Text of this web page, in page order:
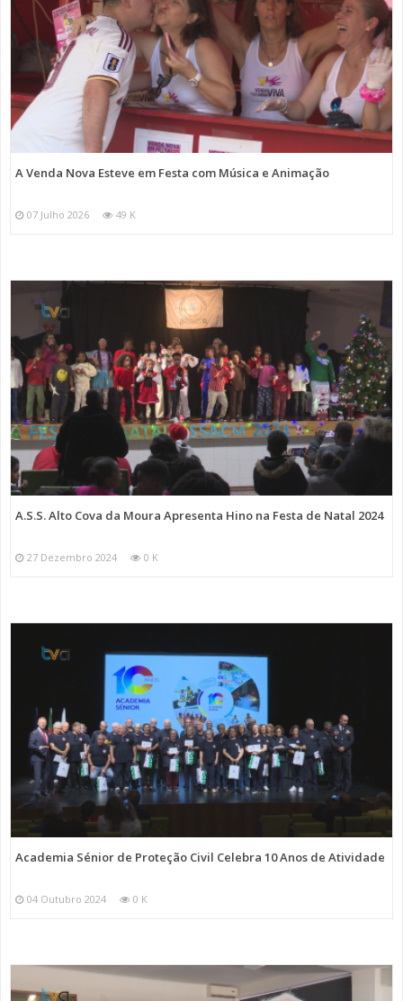
A Venda Nova Esteve em Festa com Música e Animação
07 Julho 2026 49 K
A.S.S. Alto Cova da Moura Apresenta Hino na Festa de Natal 2024
27 Dezembro 2024 0 K
Academia Sénior de Proteção Civil Celebra 10 Anos de Atividade
04 Outubro 2024 0 K